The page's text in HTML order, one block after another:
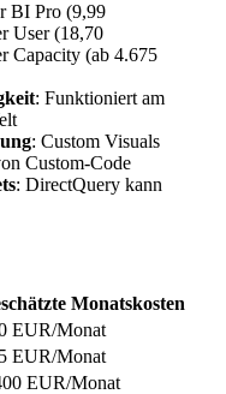
BI Pro (9,99
User (18,70
Capacity (ab 4.675
: Funktioniert am
: Custom Visuals
Custom-Code
: DirectQuery kann
Monatskosten
EUR/Monat
EUR/Monat
EUR/Monat